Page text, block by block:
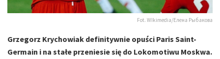
Fot. WIkimedia/Елена Рыбакова
Grzegorz Krychowiak definitywnie opuści Paris Saint-
Germain i na stałe przeniesie się do Lokomotiwu Moskwa.